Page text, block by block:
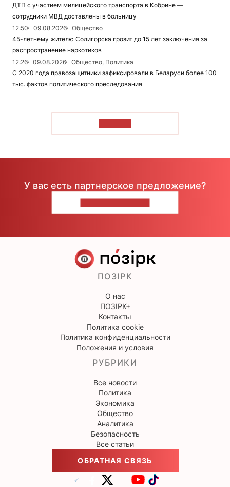
ДТП с участием милицейского транспорта в Кобрине —
сотрудники МВД доставлены в больницу
12:50
09.08.2026
Общество
45-летнему жителю Солигорска грозит до 15 лет заключения за
распространение наркотиков
12:26
09.08.2026
Общество, Политика
С 2020 года правозащитники зафиксировали в Беларуси более 100
тыс. фактов политического преследования
У вас есть партнерское предложение?
ПОЗІРК
О нас
ПОЗІРК+
Контакты
Политика cookie
Политика конфиденциальности
Положения и условия
РУБРИКИ
Все новости
Политика
Экономика
Общество
Аналитика
Безопасность
Все статьи
ОБРАТНАЯ СВЯЗЬ